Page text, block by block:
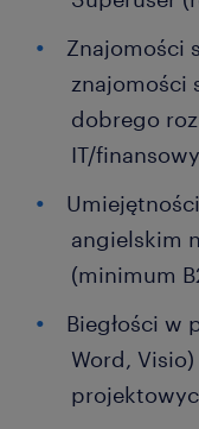
Znajomości
znajomości
dobrego
IT/
angielskim
(minimum
Biegłości w
Word,